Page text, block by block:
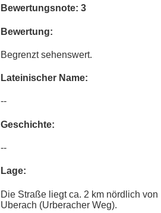
Bewertungsnote: 3
Bewertung:
Begrenzt sehenswert.
Lateinischer Name:
--
Geschichte:
--
Lage:
Die Straße liegt ca. 2 km nördlich von
Uberach (Urberacher Weg).